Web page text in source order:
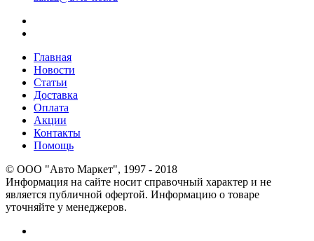
Главная
Новости
Статьи
Доставка
Оплата
Акции
Контакты
Помощь
© OOO "Авто Маркет", 1997 - 2018
Информация на сайте носит справочный характер и не
является публичной офертой. Информацию о товаре
уточняйте у менеджеров.